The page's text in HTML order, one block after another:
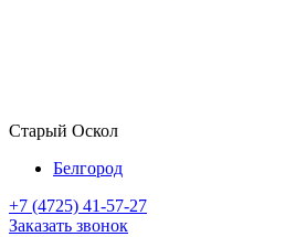
Старый Оскол
Белгород
+7 (4725) 41-57-27
Заказать звонок